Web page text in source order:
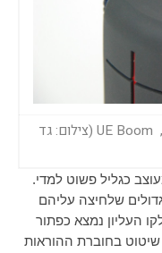
מבט מקרו על כפתור ההדלקה והכיבוי, UE Boom (צילום: גד
כגליל פשוט למדי.
גדולים שלחיצה עליהם
העליון נמצא כפתור
בחוברת ההוראות